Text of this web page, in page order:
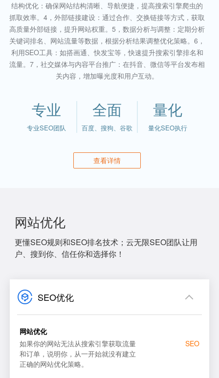
结构优化：确保网站结构清晰、导航便捷，提高搜索引擎爬虫的
抓取效率。4，外部链接建设：通过合作、交换链接等方式，获取
高质量外部链接，提升网站权重。5，数据分析与调整：定期分析
关键词排名、网站流量等数据，根据分析结果调整优化策略。6，
利用SEO工具：如搭画通、快发宝等，快速提升搜索引擎排名和
流量。7，社交媒体与内容平台推广：在抖音、微信等平台发布相
关内容，增加曝光度和用户互动。
专业
专业SEO团队
全面
百度、搜狗、谷歌
量化
量化SEO执行
查看详情
网站优化
更懂SEO规则和SEO排名技术；云无限SEO团队让用
户、搜到你、信任你和选择你！
网站SEO优化
SEO优化
网站优化
SEO
如果你的网站无法从搜索引擎获取流量
和订单，说明你，从一开始就没有建立
正确的网站优化策略。